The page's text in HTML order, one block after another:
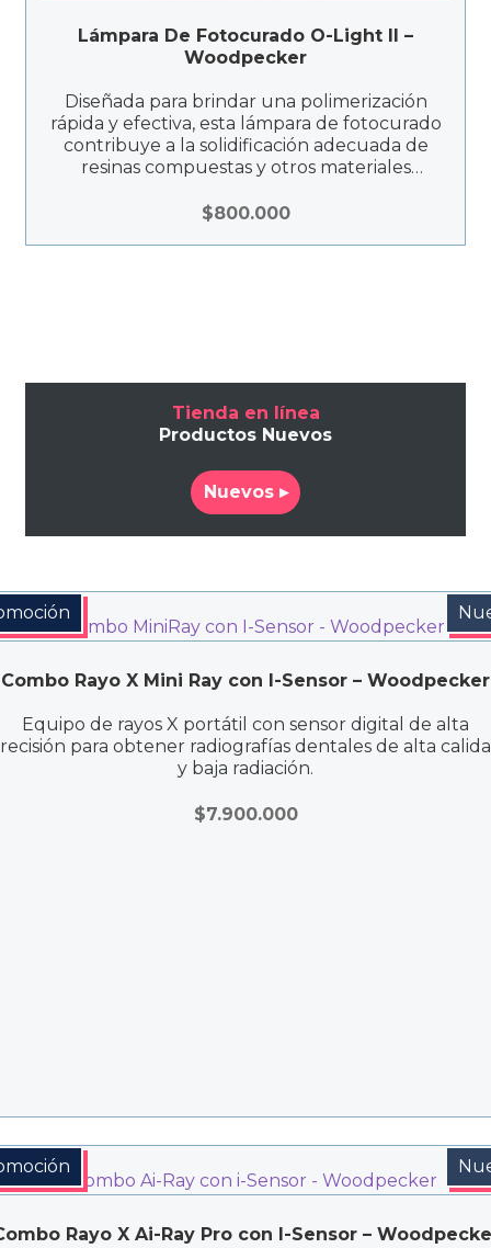
Lámpara De Fotocurado O-Light II –
Woodpecker
Diseñada para brindar una polimerización
rápida y efectiva, esta lámpara de fotocurado
contribuye a la solidificación adecuada de
resinas compuestas y otros materiales
herramienta clave en procedimientos
$800.000
Tienda en línea
Productos Nuevos
Nuevos ▸
Combo Rayo X Mini Ray con I-Sensor – Woodpecker
Equipo de rayos X portátil con sensor digital de alta
para obtener radiografías dentales de alta
y baja radiación.
$7.900.000
Rayo X Ai-Ray Pro con I-Sensor –